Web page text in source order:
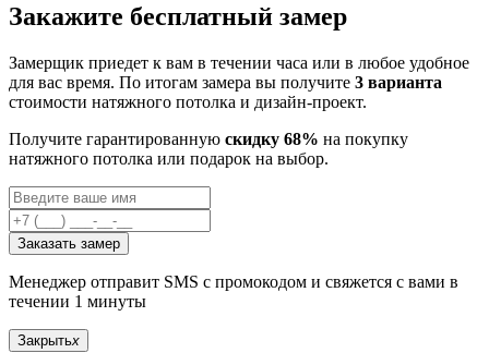
Закажите бесплатный замер
Замерщик приедет к вам в течении часа или в любое удобное
для вас время. По итогам замера вы получите 3 варианта
стоимости натяжного потолка и дизайн-проект.
Получите гарантированную скидку 68% на покупку
натяжного потолка или подарок на выбор.
Заказать замер
Менеджер отправит SMS с промокодом и свяжется с вами в
течении 1 минуты
Закрытьx